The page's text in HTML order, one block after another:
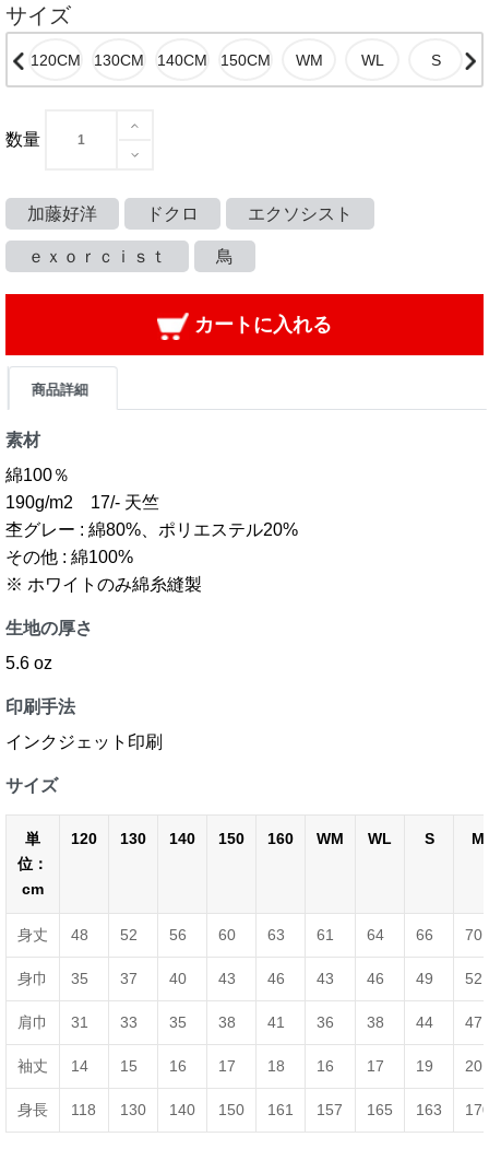
サイズ
数量
加藤好洋 ドクロ エクソシスト
ｅｘｏｒｃｉｓｔ 鳥
カートに入れる
商品詳細
素材
綿100％
190g/m2 17/- 天竺
杢グレー : 綿80%、ポリエステル20%
その他 : 綿100%
※ ホワイトのみ綿糸縫製
生地の厚さ
5.6 oz
印刷手法
インクジェット印刷
サイズ
単
位：
cm
120 130 140 150 160 WM WL S M
身丈 48 52 56 60 63 61 64 66 70
身巾 35 37 40 43 46 43 46 49 52
肩巾 31 33 35 38 41 36 38 44 47
袖丈 14 15 16 17 18 16 17 19 20
身長 118 130 140 150 161 157 165 163